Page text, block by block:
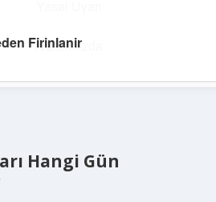
Hakkımızda
hayatını canlandır!
Hangi Gün
Firinlanir